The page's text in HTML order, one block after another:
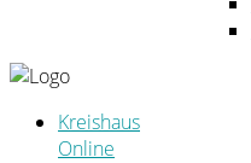
Kreishaus
Online